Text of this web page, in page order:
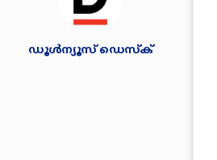
ഡൂള്‍ന്യൂസ് ഡെസ്‌ക്